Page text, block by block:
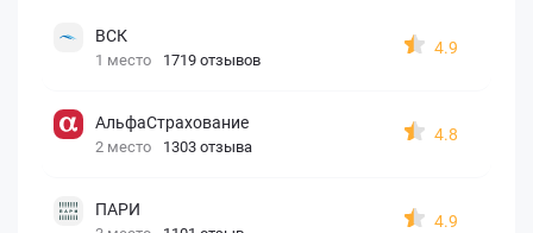
ВСК
1 место 1719 отзывов
4.9
АльфаСтрахование
2 место 1303 отзыва
4.8
ПАРИ
4.9